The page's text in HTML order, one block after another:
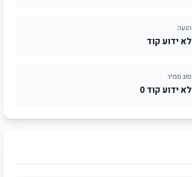
הנעה
לא ידוע קוד
סוג ממיר
לא ידוע קוד 0